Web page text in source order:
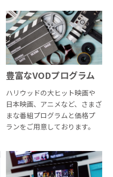
豊富なVODプログラム
ハリウッドの大ヒット映画や
日本映画、アニメなど、さまざ
まな番組プログラムと価格プ
ランをご用意しております。